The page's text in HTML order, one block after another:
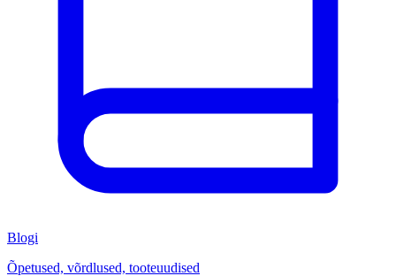
Blogi
Õpetused, võrdlused, tooteuudised